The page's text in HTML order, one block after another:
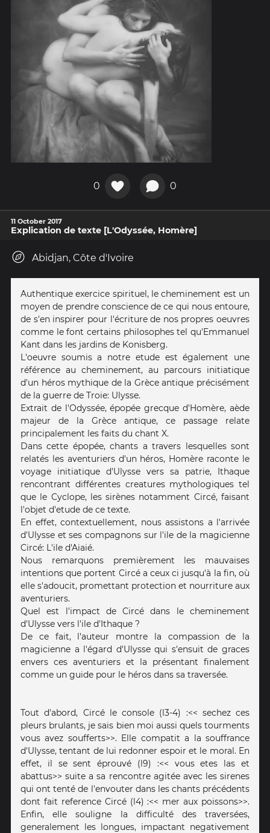
0 0
11 October 2017
Explication de texte [L'Odyssée, Homère]
Abidjan, Côte d'Ivoire
Authentique exercice spirituel, le cheminement est un
moyen de prendre conscience de ce qui nous entoure,
de s'en inspirer pour l'écriture de nos propres oeuvres
comme le font certains philosophes tel qu'Emmanuel
Kant dans les jardins de Konisberg.
L'oeuvre soumis a notre etude est également une
référence au cheminement, au parcours initiatique
d'un héros mythique de la Grèce antique précisément
de la guerre de Troie: Ulysse.
Extrait de l'Odyssée, épopée grecque d'Homère, aède
majeur de la Grèce antique, ce passage relate
principalement les faits du chant X.
Dans cette épopée, chants a travers lesquelles sont
relatés les aventuriers d'un héros, Homère raconte le
voyage initiatique d'Ulysse vers sa patrie, Ithaque
rencontrant différentes creatures mythologiques tel
que le Cyclope, les sirènes notamment Circé, faisant
l'objet d'etude de ce texte.
En effet, contextuellement, nous assistons a l'arrivée
d'Ulysse et ses compagnons sur l'ile de la magicienne
Circé: L'ile d'Aiaié.
Nous remarquons premièrement les mauvaises
intentions que portent Circé a ceux ci jusqu'à la fin, où
elle s'adoucit, promettant protection et nourriture aux
aventuriers.
Quel est l'impact de Circé dans le cheminement
d'Ulysse vers l'ile d'Ithaque ?
De ce fait, l'auteur montre la compassion de la
magicienne a l'égard d'Ulysse qui s'ensuit de graces
envers ces aventuriers et la présentant finalement
comme un guide pour le héros dans sa traversée.
Tout d'abord, Circé le console (l3-4) :<< sechez ces
pleurs brulants, je sais bien moi aussi quels tourments
vous avez soufferts>>. Elle compatit a la souffrance
d'Ulysse, tentant de lui redonner espoir et le moral. En
effet, il se sent éprouvé (l9) :<< vous etes las et
abattus>> suite a sa rencontre agitée avec les sirenes
qui ont tenté de l'envouter dans les chants précédents
dont fait reference Circé (l4) :<< mer aux poissons>>.
Enfin, elle souligne la difficulté des traversées,
generalement les longues, impactant negativement